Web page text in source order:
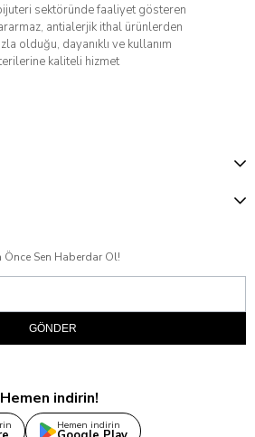
sektöründe faaliyet gösteren
antialerjik ithal ürünlerden
olduğu, dayanıklı ve kullanım
kaliteli hizmet
Önce Sen Haberdar Ol!
GÖNDER
indirin!
Hemen indirin